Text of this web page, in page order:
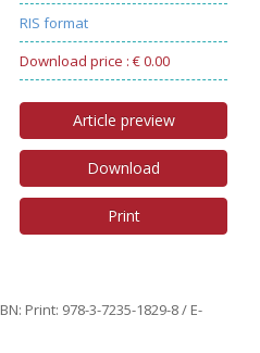
RIS format
Download price : € 0.00
Article preview
Download
Print
Print: 978-3-7235-1829-8 / E-